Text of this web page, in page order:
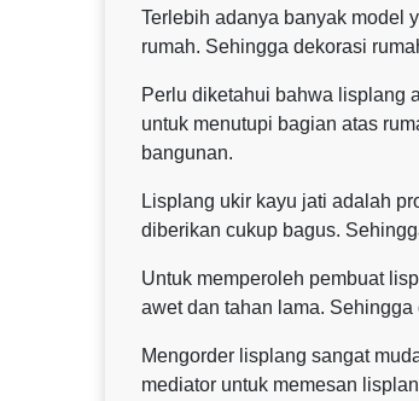
Terlebih adanya banyak model
rumah. Sehingga dekorasi
Perlu diketahui bahwa lisplang
untuk menutupi bagian atas
bangunan.
Lisplang ukir kayu jati adalah
diberikan cukup bagus.
Untuk memperoleh pembuat
awet dan tahan lama.
Mengorder lisplang sangat
mediator untuk memesan